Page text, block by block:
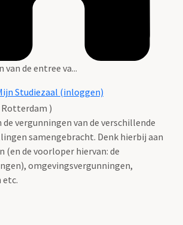
van de entree va...
Studiezaal (inloggen)
)
de vergunningen van de verschillende
samengebracht. Denk hierbij aan
(en de voorloper hiervan: de
omgevingsvergunningen,
etc.